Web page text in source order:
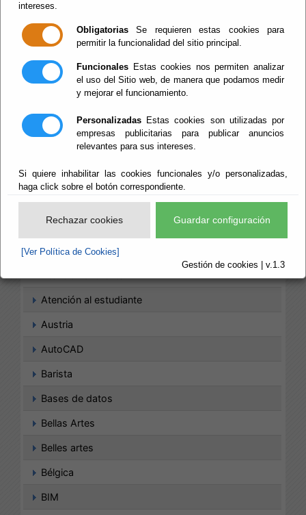
intereses.
Obligatorias Se requieren estas cookies para
permitir la funcionalidad del sitio principal.
Funcionales Estas cookies nos permiten analizar
el uso del Sitio web, de manera que podamos medir
y mejorar el funcionamiento.
Personalizadas Estas cookies son utilizadas por
empresas publicitarias para publicar anuncios
relevantes para sus intereses.
Si quiere inhabilitar las cookies funcionales y/o personalizadas,
haga click sobre el botón correspondiente.
Rechazar cookies Guardar configuración
[Ver Política de Cookies]
Gestión de cookies | v.1.3
Administración
Agriturismo
Análisis de datos
ArchiCAD
Arquitectura
Artes culinarias
Artes Gráficas
Artesanía
Atención al estudiante
Austria
AutoCAD
Barista
Bases de datos
Bellas Artes
Belles artes
Bélgica
BIM